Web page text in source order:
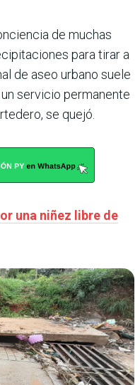
de muchas
para tirar a
de aseo urbano suele
servicio permanente
se quejó.
una niñez libre de